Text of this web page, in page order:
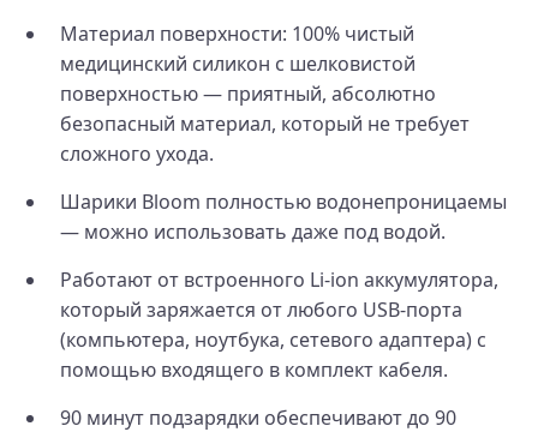
Материал поверхности: 100% чистый
медицинский силикон с шелковистой
поверхностью — приятный, абсолютно
безопасный материал, который не требует
сложного ухода.
Шарики Bloom полностью водонепроницаемы
— можно использовать даже под водой.
Работают от встроенного Li-ion аккумулятора,
который заряжается от любого USB-порта
(компьютера, ноутбука, сетевого адаптера) с
помощью входящего в комплект кабеля.
90 минут подзарядки обеспечивают до 90